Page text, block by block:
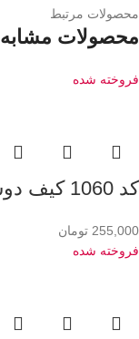
محصولات مرتبط
محصولات مشابه
فروخته شده
کد 1060 کیف دوشی زنانه طرح لوییز ویتون
255,000 تومان
فروخته شده